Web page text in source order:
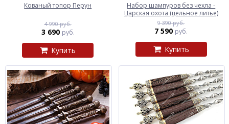
Кованый топор Перун
4 990 руб.
3 690 руб.
Купить
Набор шампуров без чехла -
Царская охота (цельное литье)
9 390 руб.
7 590 руб.
Купить